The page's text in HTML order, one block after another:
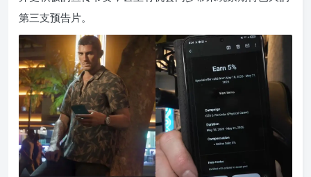
第三支预告片。